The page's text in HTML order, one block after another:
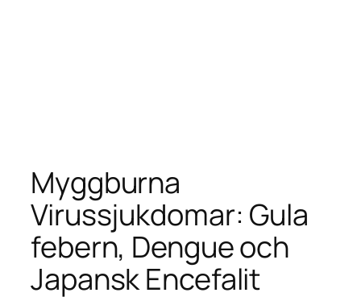
Myggburna
Virussjukdomar: Gula
febern, Dengue och
Japansk Encefalit